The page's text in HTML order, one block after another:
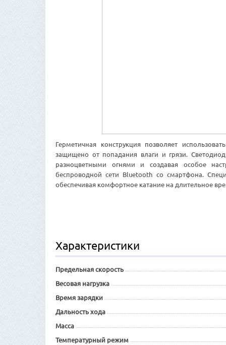
Герметичная конструкция позволяет
защищено от попадания влаги и грязи.
разноцветными огнями и создавая особое
беспроводной сети Bluetooth со смартфона.
обеспечивая комфортное катание на длительное
Характеристики
Предельная скорость
Весовая нагрузка
Время зарядки
Дальность хода
Масса
Температурный режим